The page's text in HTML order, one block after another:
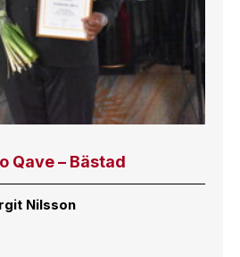
Qave – Bästad
Nilsson